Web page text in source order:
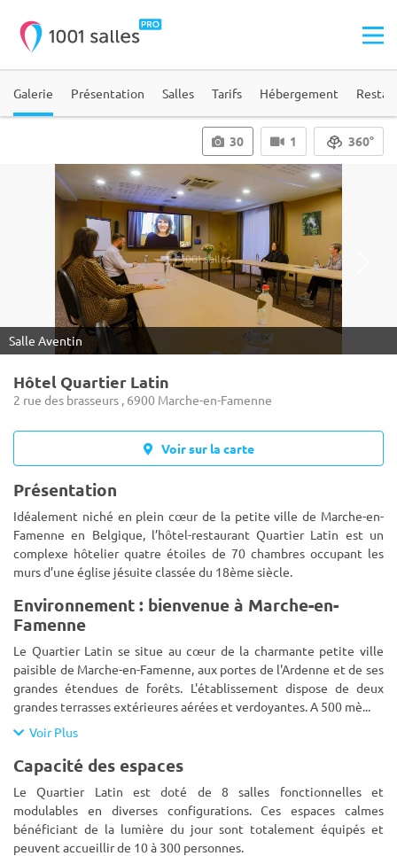
Galerie Présentation Salles Tarifs Hébergement
30 1 360°
Salle Aventin
Hôtel Quartier Latin
2 rue des brasseurs , 6900 Marche-en-Famenne
Voir sur la carte
Présentation
Idéalement niché en plein cœur de la petite ville de Marche-en-
Famenne en Belgique, l’hôtel-restaurant Quartier Latin est un
complexe hôtelier quatre étoiles de 70 chambres occupant les
murs d’une église jésuite classée du 18ème siècle.
Environnement : bienvenue à Marche-en-
Famenne
Le Quartier Latin se situe au cœur de la charmante petite ville
paisible de Marche-en-Famenne, aux portes de l'Ardenne et de ses
grandes étendues de forêts. L'établissement dispose de deux
grandes terrasses extérieures aérées et verdoyantes. A 500 mè...
Voir Plus
Capacité des espaces
Le Quartier Latin est doté de 8 salles fonctionnelles et
modulables en diverses configurations. Ces espaces calmes
bénéficiant de la lumière du jour sont totalement équipés et
peuvent accueillir de 10 à 300 personnes.